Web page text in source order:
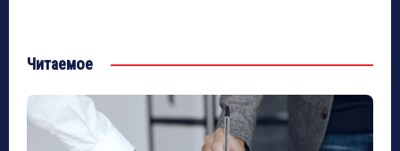
Читаемое